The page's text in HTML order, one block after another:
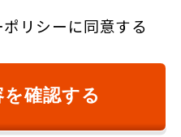
その他の目的に利用す
のご提供およびその対
リシーに同意する
を確認する